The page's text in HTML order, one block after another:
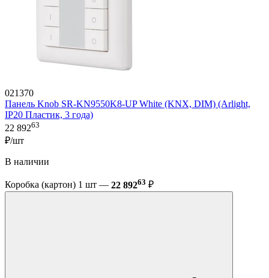
021370
Панель Knob SR-KN9550K8-UP White (KNX, DIM) (Arlight,
IP20 Пластик, 3 года)
22 89263
₽/шт
В наличии
Коробка (картон) 1 шт — 22 89263 ₽